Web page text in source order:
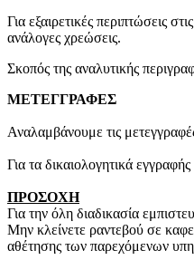
Για εξαιρετικές περιπτώσεις
ανάλογες χρεώσεις.
Σκοπός της αναλυτικής
ΜΕΤΕΓΓΡΑΦΕΣ
Αναλαμβάνουμε τις
Για τα δικαιολογητικά
ΠΡΟΣΟΧΗ
Για την όλη διαδικασία
Μην κλείνετε ραντεβού σε
αθέτησης των παρεχόμενων